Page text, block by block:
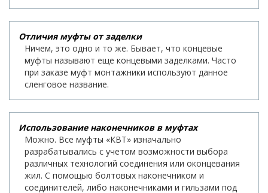
Отличия муфты от заделки
Ничем, это одно и то же. Бывает, что концевые
муфты называют еще концевыми заделками. Часто
при заказе муфт монтажники используют данное
сленговое название.
Использование наконечников в муфтах
Можно. Все муфты «КВТ» изначально
разрабатывались с учетом возможности выбора
различных технологий соединения или оконцевания
жил. С помощью болтовых наконечником и
соединителей, либо наконечниками и гильзами под